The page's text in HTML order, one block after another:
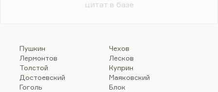
цитат в базе
Пушкин
Лермонтов
Толстой
Достоевский
Гоголь
Чехов
Лесков
Куприн
Маяковский
Блок